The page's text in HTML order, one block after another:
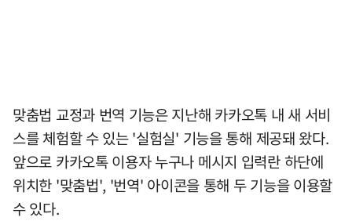
맞춤법 교정과 번역 기능은 지난해 카카오톡 내 새 서비
스를 체험할 수 있는 '실험실' 기능을 통해 제공돼 왔다.
앞으로 카카오톡 이용자 누구나 메시지 입력란 하단에
위치한 '맞춤법', '번역' 아이콘을 통해 두 기능을 이용할
수 있다.